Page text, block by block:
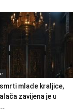
mlade kraljice,
zavijena je u